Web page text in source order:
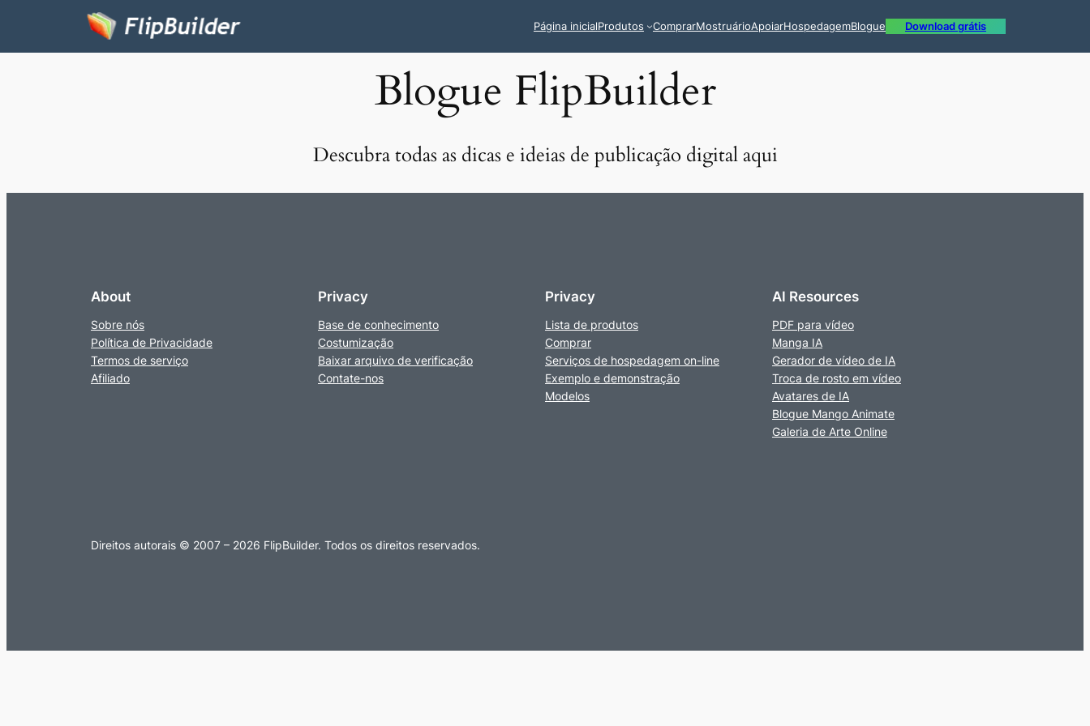
Página inicialProdutos ComprarMostruárioApoiarHospedagemBlogue Download grátis
Blogue FlipBuilder
Descubra todas as dicas e ideias de publicação digital aqui
About
Sobre nós
Política de Privacidade
Termos de serviço
Afiliado
Privacy
Base de conhecimento
Costumização
Baixar arquivo de verificação
Contate-nos
Privacy
Lista de produtos
Comprar
Serviços de hospedagem on-line
Exemplo e demonstração
Modelos
AI Resources
PDF para vídeo
Manga IA
Gerador de vídeo de IA
Troca de rosto em vídeo
Avatares de IA
Blogue Mango Animate
Galeria de Arte Online
Direitos autorais © 2007 – 2026 FlipBuilder. Todos os direitos reservados.